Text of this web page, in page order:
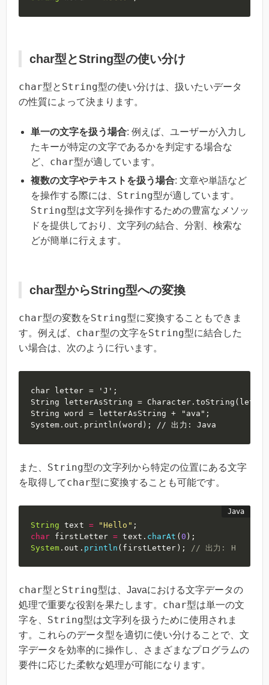
char型とString型の使い分け
char型と String型の使い分けは、扱いたいデータ
の性質によって決まります。
単一の文字を扱う場合: 例えば、ユーザーが入力し
たキーが特定の文字であるかを判定する場合な
ど、 char型が適しています。
複数の文字やテキストを扱う場合: 文章や単語など
を操作する際には、 String型が適しています。
String型は文字列を操作するための豊富なメソッ
ドを提供しており、文字列の結合、分割、検索な
どが簡単に行えます。
char型からString型への変換
char型の変数をString型に変換することもできま
す。例えば、 char型の文字をString型に結合した
い場合は、次のように行います。
char letter = 'J';
String letterAsString =
String word = letterAsString + "ava";
System.out.println(word); // 出力: Java
また、 String型の文字列から特定の位置にある文字
を取得してchar型に変換することも可能です。
String text = "Hello" ;
char firstLetter = text . charAt (0 ) ;
System . out . println ( firstLetter ) ; // 出力: H
char型と String型は、Javaにおける文字データの
処理で重要な役割を果たします。 char型は単一の文
字を、 String型は文字列を扱うために使用されま
す。これらのデータ型を適切に使い分けることで、文
字データを効率的に操作し、さまざまなプログラムの
要件に応じた柔軟な処理が可能になります。